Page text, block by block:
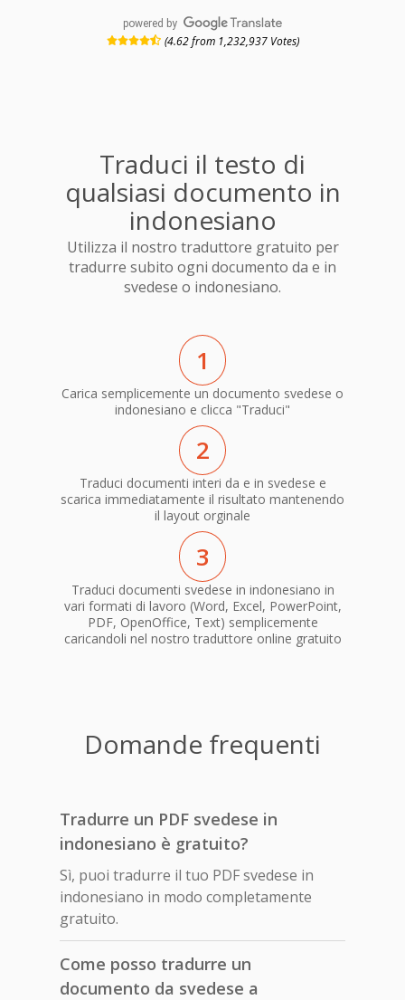
powered by
(4.62 from 1,232,937 Votes)
Traduci il testo di
qualsiasi documento in
indonesiano
Utilizza il nostro traduttore gratuito per
tradurre subito ogni documento da e in
svedese o indonesiano.
1
Carica semplicemente un documento svedese o
indonesiano e clicca "Traduci"
2
Traduci documenti interi da e in svedese e
scarica immediatamente il risultato mantenendo
il layout orginale
3
Traduci documenti svedese in indonesiano in
vari formati di lavoro (Word, Excel, PowerPoint,
PDF, OpenOffice, Text) semplicemente
caricandoli nel nostro traduttore online gratuito
Domande frequenti
Tradurre un PDF svedese in
indonesiano è gratuito?
Sì, puoi tradurre il tuo PDF svedese in
indonesiano in modo completamente
gratuito.
Come posso tradurre un
documento da svedese a